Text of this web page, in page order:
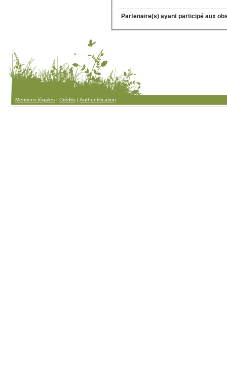
Partenaire(s) ayant participé aux
Mentions légales | Crédits | Authentification